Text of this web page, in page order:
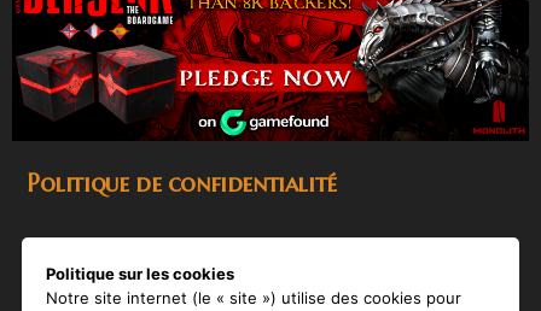
Politique de confidentialité
Politique sur les cookies
Notre site internet (le « site ») utilise des cookies pour